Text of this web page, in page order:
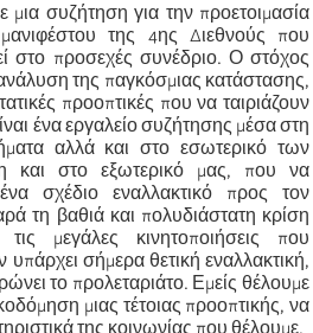
μια συζήτηση για την προετοιμασία
μανιφέστου της 4ης Διεθνούς που
στο προσεχές συνέδριο. Ο στόχος
της παγκόσμιας κατάστασης,
προοπτικές που να ταιριάζουν
ένα εργαλείο συζήτησης μέσα στη
αλλά και στο εσωτερικό των
και στο εξωτερικό μας, που να
σχέδιο εναλλακτικό προς τον
τη βαθιά και πολυδιάστατη κρίση
μεγάλες κινητοποιήσεις που
σήμερα θετική εναλλακτική,
το προλεταριάτο. Εμείς θέλουμε
μιας τέτοιας προοπτικής, να
της κοινωνίας που θέλουμε.